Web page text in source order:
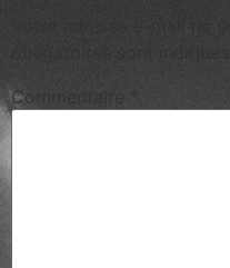
Votre adresse e-mail ne
obligatoires sont
Commentaire